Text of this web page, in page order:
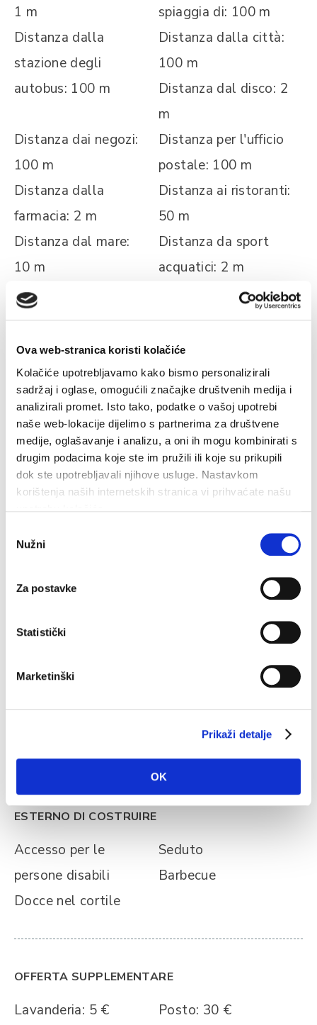
Ova web-stranica koristi kolačiće
Kolačiće upotrebljavamo kako bismo personalizirali
sadržaj i oglase, omogućili značajke društvenih medija i
analizirali promet. Isto tako, podatke o vašoj upotrebi
naše web-lokacije dijelimo s partnerima za društvene
medije, oglašavanje i analizu, a oni ih mogu kombinirati s
drugim podacima koje ste im pružili ili koje su prikupili
dok ste upotrebljavali njihove usluge. Nastavkom
korištenja naših internetskih stranica vi prihvaćate našu
pristanka
Nužni
Za postavke
Statistički
Marketinški
Prikaži detalje
OK
1 m
spiaggia di: 100 m
Distanza dalla
stazione degli
autobus: 100 m
Distanza dalla città:
100 m
Distanza dal disco: 2
m
Distanza dai negozi:
100 m
Distanza per l'ufficio
postale: 100 m
Distanza dalla
farmacia: 2 m
Distanza ai ristoranti:
50 m
Distanza dal mare:
10 m
Distanza da sport
acquatici: 2 m
I DATI SULLA SPIAGGIA
cemento
sedie sulla spiaggia
Adatto per il
nudismo spiaggia
Tempo libero sulla
spiaggia
Rocky Beach
Pebble Beach
Docce in spiaggia
Ombra naturale
La struttura si trova
principale
La struttura si trova
La struttura si trova
ESTERNO DI COSTRUIRE
Accesso per le
persone disabili
Seduto
Barbecue
Docce nel cortile
OFFERTA SUPPLEMENTARE
Lavanderia: 5 €
Posto: 30 €